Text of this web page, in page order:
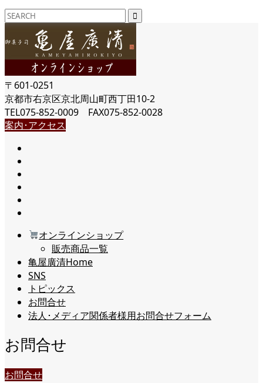
〒601-0251
京都市右京区京北周山町西丁田10-2
TEL075-852-0009 FAX075-852-0028
案内･アクセス
オンラインショップ
販売商品一覧
亀屋廣清Home
SNS
トピックス
お問合せ
法人･メディア関係者様用お問合せフォーム
お問合せ
お問合せ